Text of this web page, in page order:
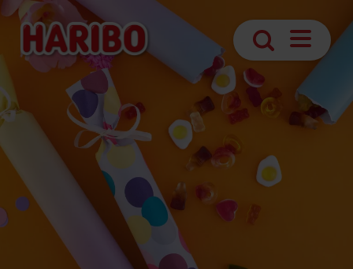
HľadanieOtvoriť
navigáciu